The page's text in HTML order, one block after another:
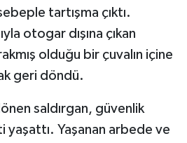
tartışma çıktı.
otogar dışına çıkan
olduğu bir çuvalın içine
geri döndü.
saldırgan, güvenlik
Yaşanan arbede ve